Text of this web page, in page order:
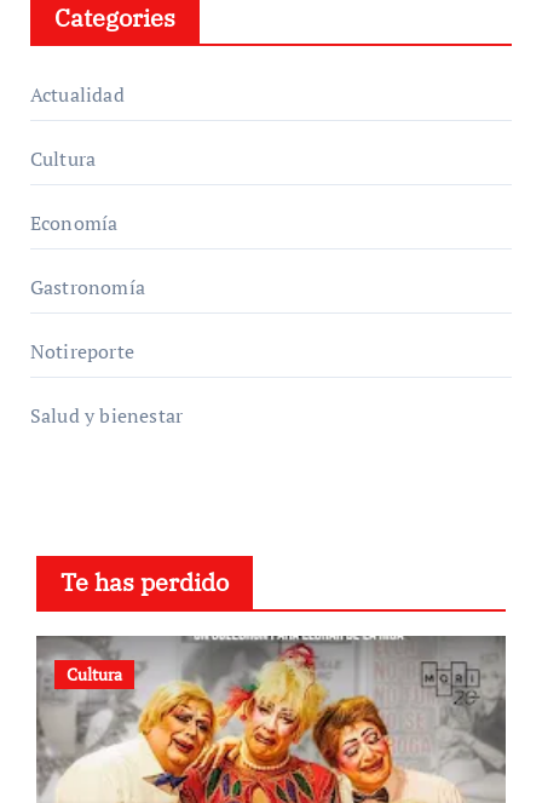
Categories
Actualidad
Cultura
Economía
Gastronomía
Notireporte
Salud y bienestar
Te has perdido
Cultura